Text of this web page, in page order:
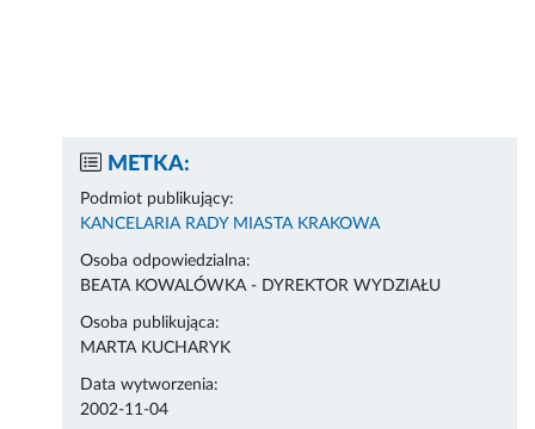
METKA:
Podmiot publikujący:
KANCELARIA RADY MIASTA KRAKOWA
Osoba odpowiedzialna:
BEATA KOWALÓWKA - DYREKTOR WYDZIAŁU
Osoba publikująca:
MARTA KUCHARYK
Data wytworzenia:
2002-11-04